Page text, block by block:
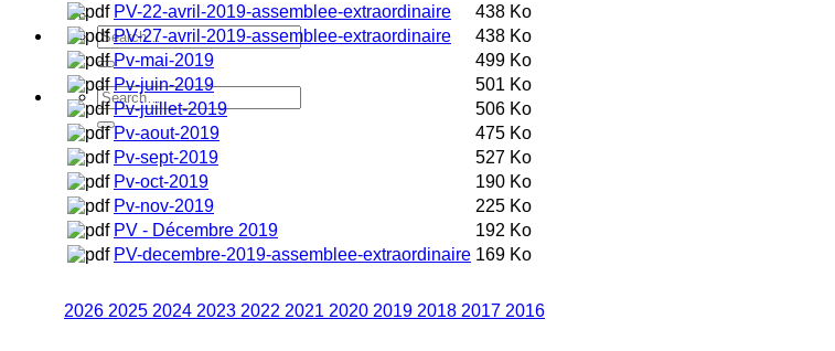
PV-22-avril-2019-assemblee-extraordinaire
438 Ko
PV-27-avril-2019-assemblee-extraordinaire
438 Ko
Pv-mai-2019
499 Ko
Pv-juin-2019
501 Ko
Pv-juillet-2019
506 Ko
Pv-aout-2019
475 Ko
Pv-sept-2019
527 Ko
Pv-oct-2019
190 Ko
Pv-nov-2019
225 Ko
PV - Décembre 2019
192 Ko
PV-decembre-2019-assemblee-extraordinaire 169 Ko
2026 2025 2024 2023 2022 2021 2020 2019 2018 2017 2016